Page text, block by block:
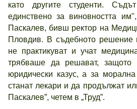
като другите студенти.
единствено за виновността
Паскалев, бивш ректор на
Пловдив. В съдебното решение
не практикуват и учат
трябваше да решават, защото
юридически казус, а за
станат лекари и да продължат
Паскалев”, четем в „Труд”.